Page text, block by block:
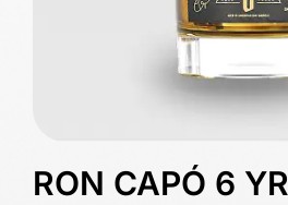
RON CAPÓ 6